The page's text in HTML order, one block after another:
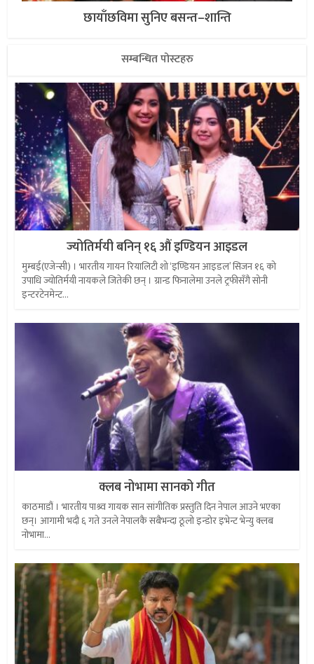
छायाँछविमा सुनिए बसन्त–शान्ति
सम्बन्धित पोस्टहरु
ज्योतिर्मयी बनिन् १६ औं इण्डियन आइडल
मुम्बई(एजेन्सी) । भारतीय गायन रियालिटी शो ‘इण्डियन आइडल’ सिजन १६ को
उपाधि ज्योतिर्मयी नायकले जितेकी छन् । ग्रान्ड फिनालेमा उनले ट्रफीसँगै सोनी
इन्टरटेनमेन्ट...
क्लब नोभामा सानको गीत
काठमाडौं । भारतीय पाश्र्व गायक सान सांगीतिक प्रस्तुति दिन नेपाल आउने भएका
छन्। आगामी भदौ ६ गते उनले नेपालकै सबैभन्दा ठूलो इन्डोर इभेन्ट भेन्यु क्लब
नोभामा...